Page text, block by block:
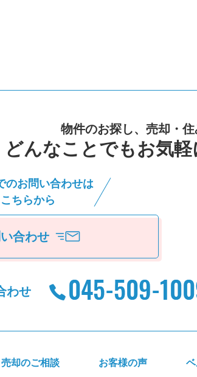
物件のお探し、売却・
どんなことでもお気
のお問い合わせは
こちらから
合わせ
わせ
売却のご相談 お客様の声